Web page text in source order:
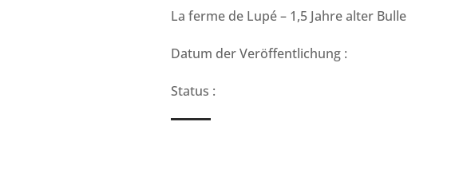
La ferme de Lupé – 1,5 Jahre alter Bulle
Datum der Veröffentlichung :
Status :